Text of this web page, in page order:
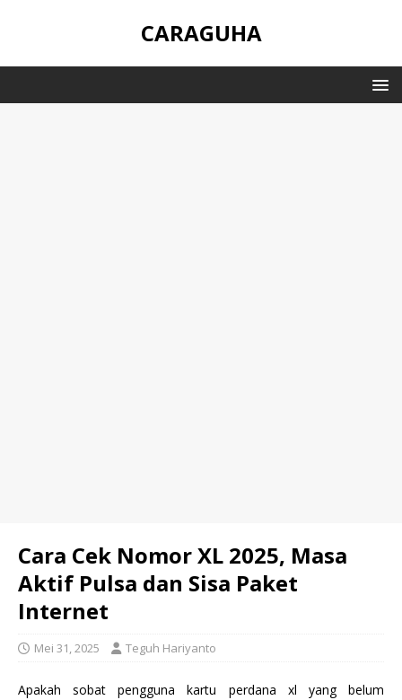
CARAGUHA
Cara Cek Nomor XL 2025, Masa
Aktif Pulsa dan Sisa Paket
Internet
Mei 31, 2025 Teguh Hariyanto
Apakah sobat pengguna kartu perdana xl yang belum